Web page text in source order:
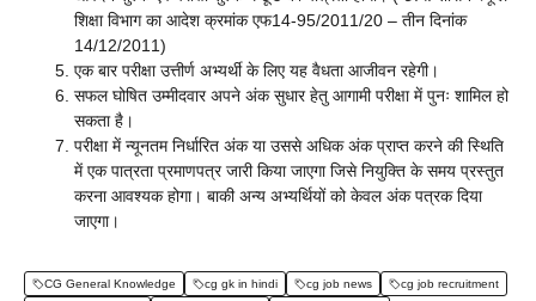
शिक्षा विभाग का आदेश क्रमांक एफ14-95/2011/20 – तीन दिनांक
14/12/2011)
एक बार परीक्षा उत्तीर्ण अभ्यर्थी के लिए यह वैधता आजीवन रहेगी।
सफल घोषित उम्मीदवार अपने अंक सुधार हेतु आगामी परीक्षा में पुनः शामिल हो
सकता है।
परीक्षा में न्यूनतम निर्धारित अंक या उससे अधिक अंक प्राप्त करने की स्थिति
में एक पात्रता प्रमाणपत्र जारी किया जाएगा जिसे नियुक्ति के समय प्रस्तुत
करना आवश्यक होगा। बाकी अन्य अभ्यर्थियों को केवल अंक पत्रक दिया
जाएगा।
CG General Knowledge cg gk in hindi cg job news
cg job recruitment